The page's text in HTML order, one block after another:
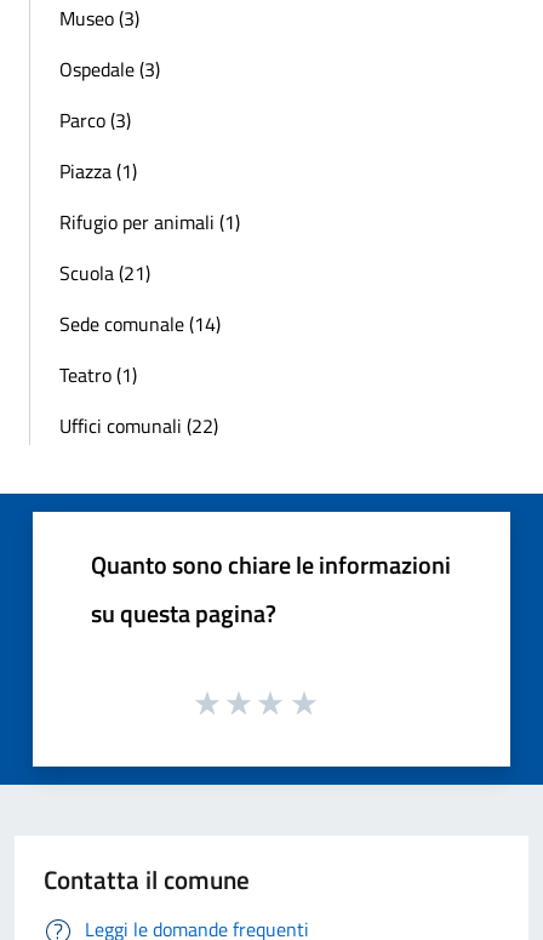
Museo (3)
Ospedale (3)
Parco (3)
Piazza (1)
Rifugio per animali (1)
Scuola (21)
Sede comunale (14)
Teatro (1)
Uffici comunali (22)
Quanto sono chiare le informazioni
su questa pagina?
Contatta il comune
Leggi le domande frequenti